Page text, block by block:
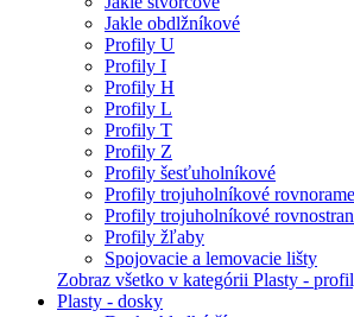
Jakle obdlžníkové
Profily U
Profily I
Profily H
Profily L
Profily T
Profily Z
Profily šesťuholníkové
Profily trojuholníkové
Profily trojuholníkové
Profily žľaby
Spojovacie a lemovacie lišty
Zobraz všetko v kategórii Plasty -
Plasty - dosky